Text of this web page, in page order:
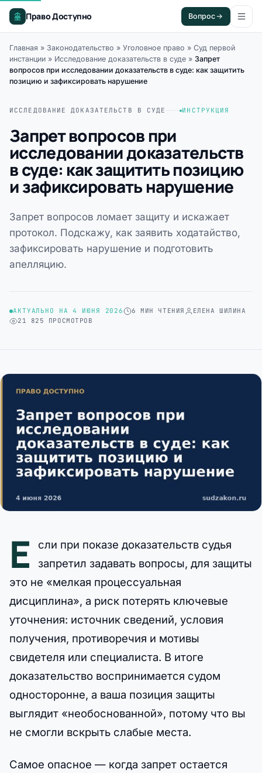
Право Доступно Вопрос
Главная » Законодательство » Уголовное право » Суд первой
инстанции » Исследование доказательств в суде » Запрет
вопросов при исследовании доказательств в суде: как защитить
позицию и зафиксировать нарушение
ИССЛЕДОВАНИЕ ДОКАЗАТЕЛЬСТВ В СУДЕ ИНСТРУКЦИЯ
Запрет вопросов при
исследовании доказательств
в суде: как защитить позицию
и зафиксировать нарушение
Запрет вопросов ломает защиту и искажает
протокол. Подскажу, как заявить ходатайство,
зафиксировать нарушение и подготовить
апелляцию.
АКТУАЛЬНО НА 4 ИЮНЯ 2026 6 МИН ЧТЕНИЯ
ЕЛЕНА ШИЛИНА
21 825 ПРОСМОТРОВ
Е
сли при показе доказательств судья
запретил задавать вопросы, для защиты
это не «мелкая процессуальная
дисциплина», а риск потерять ключевые
уточнения: источник сведений, условия
получения, противоречия и мотивы
свидетеля или специалиста. В итоге
доказательство воспринимается судом
односторонне, а ваша позиция защиты
выглядит «необоснованной», потому что вы
не смогли вскрыть слабые места.
Самое опасное — когда запрет остается